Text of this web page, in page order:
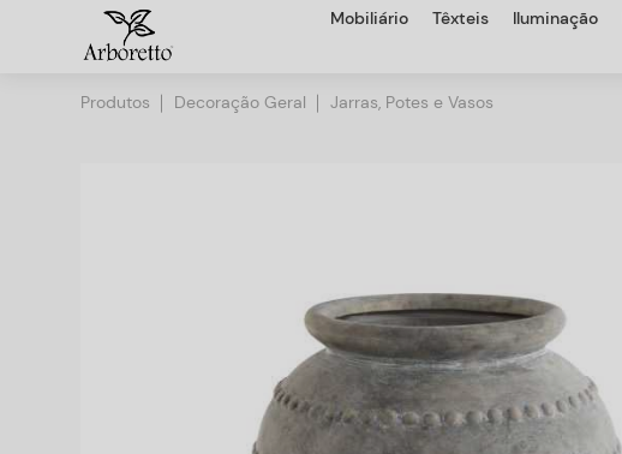
Mobiliário Têxteis Iluminação
Produtos Decoração Geral Jarras, Potes e Vasos